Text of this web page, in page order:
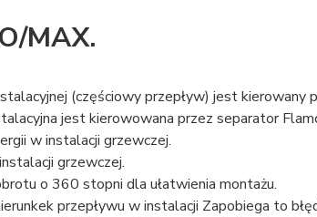
MAX.
(częściowy przepływ) jest kierowany
jest kierowowana przez separator
w instalacji grzewczej.
grzewczej.
o 360 stopni dla ułatwienia montażu.
przepływu w instalacji Zapobiega to